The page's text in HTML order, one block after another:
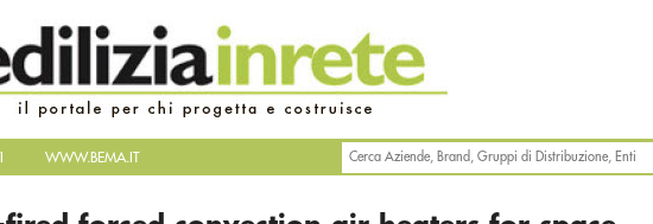
WWW.BEMA.IT